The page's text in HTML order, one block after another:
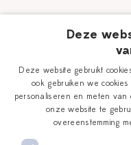
Verhaal
Onze plateelschilders
Deze
Deze website gebruikt
ook gebruiken we
personaliseren en meten
onze website te
overeenstemming